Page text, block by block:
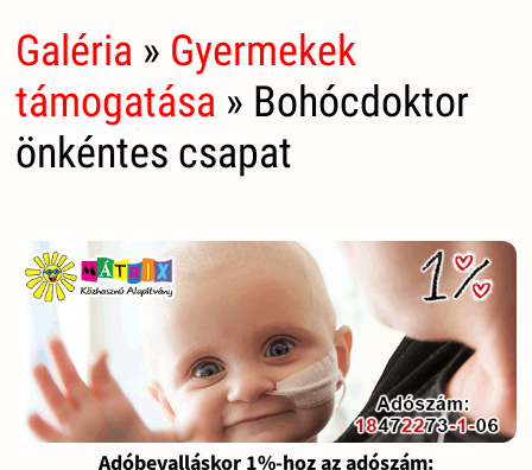
Galéria » Gyermekek
támogatása » Bohócdoktor
önkéntes csapat
Adóbevalláskor 1%-hoz az adószám: